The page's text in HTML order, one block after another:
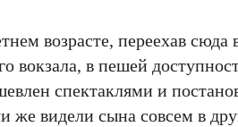
возрасте, переехав
в пешей
спектаклями и
же видели сына совсем в